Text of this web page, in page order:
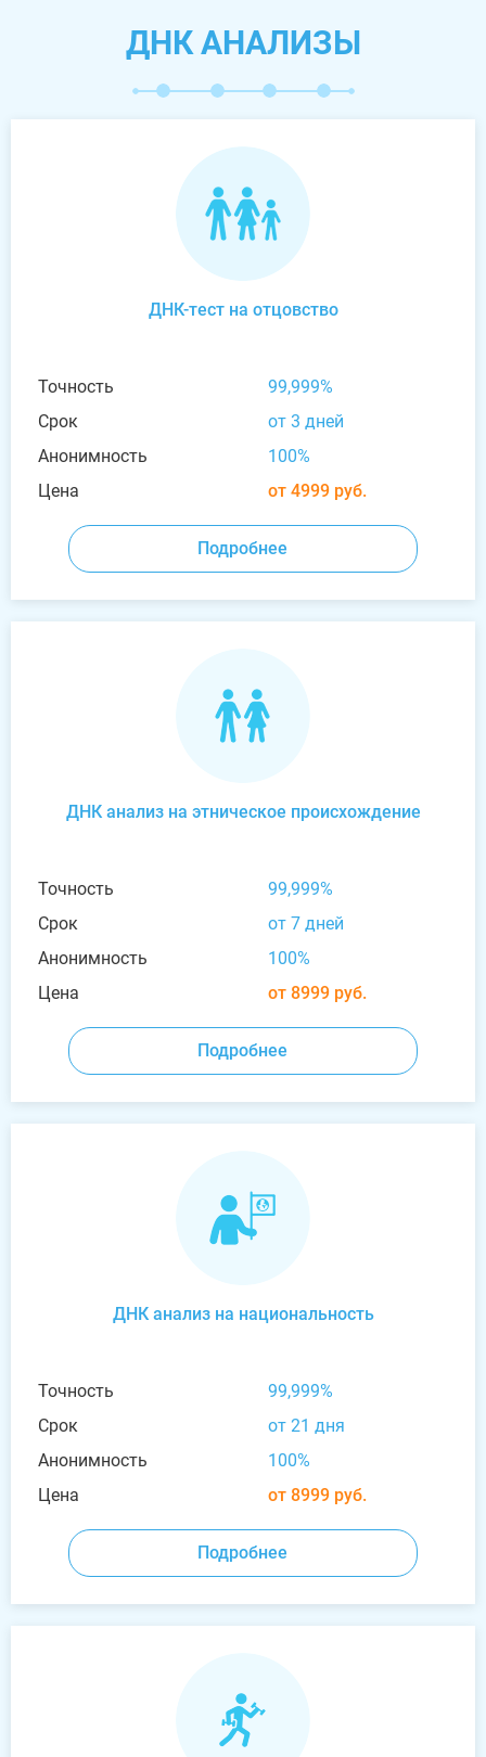
ДНК АНАЛИЗЫ
ДНК-тест на отцовство
Точность
99,999%
Срок
от 3 дней
Анонимность
100%
Цена
от 4999 руб.
Подробнее
ДНК анализ на этническое происхождение
Точность
99,999%
Срок
от 7 дней
Анонимность
100%
Цена
от 8999 руб.
Подробнее
ДНК анализ на национальность
Точность
99,999%
Срок
от 21 дня
Анонимность
100%
Цена
от 8999 руб.
Подробнее